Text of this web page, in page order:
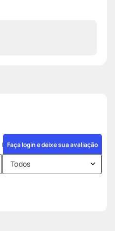
Faça login e deixe sua avaliação
Todos